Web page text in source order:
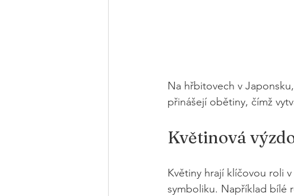
Na hřbitovech v
přinášejí obětiny, čímž
Květinová
Květiny hrají klíčovou roli
symboliku. Například bílé